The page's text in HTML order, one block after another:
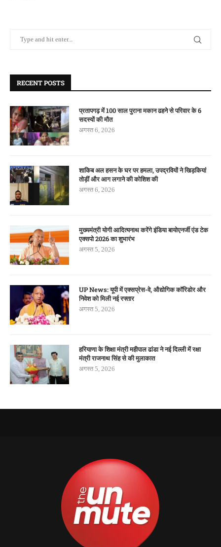
RECENT POSTS
प्रतापगढ़ में 100 साल पुराना मकान ढहने से परिवार के 6
सदस्यों की मौत
अगस्त 6, 2026
शाकिब अल हसन के घर पर हमला, उपद्रवियों ने खिड़कियां
तोड़ीं और आग लगाने की कोशिश की
अगस्त 6, 2026
मुख्यमंत्री योगी आदित्यनाथ करेंगे इंडिया बायोएनर्जी एंड टेक
एक्सपो 2026 का शुभारंभ
अगस्त 5, 2026
UP News: यूपी में एक्सप्रेस-वे, औद्योगिक कॉरिडोर और
निवेश को मिली नई रफ्तार
अगस्त 5, 2026
हरियाणा के शिक्षा मंत्री महीपाल ढांडा ने नई दिल्ली में रक्षा
मंत्री राजनाथ सिंह से की मुलाकात
अगस्त 5, 2026